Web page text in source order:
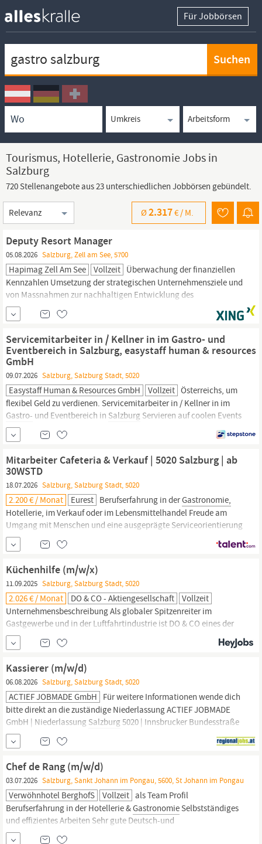
Für Jobbörsen
Ortssuche
Umkreissuche
Arbeitsform
Tourismus, Hotellerie, Gastronomie Jobs in
Salzburg
720 Stellenangebote aus 23 unterschiedlichen Jobbörsen gebündelt.
Sortierung
Ø2.317€ / M.
Deputy Resort Manager
05.08.2026 Salzburg, Zell am See, 5700
Hapimag Zell Am See Vollzeit Überwachung der finanziellen
Kennzahlen Umsetzung der strategischen Unternehmensziele und
von Massnahmen zur nachhaltigen Entwicklung des
Resortangebotes (u.a. durch Auswertung von Gästeumfragen)
Profil Abgeschlossene Ausbildung in der Hotellerie oder
idealerweise mit Zusatzqualifikation in der
Hospitality- oder Reisebranche
Servicemitarbeiter in / Kellner in im Gastro- und
Eventbereich in Salzburg, easystaff human & resources
GmbH
09.07.2026 Salzburg, Salzburg Stadt, 5020
Easystaff Human & Resources GmbH Vollzeit Österreichs, um
flexibel Geld zu verdienen. Servicemitarbeiter in / Kellner in im
Gastro- und Eventbereich in Salzburg Servieren auf coolen Events
und in den nobelsten Hotels der Stadt VIP-Service im Stadion
Jobs als Barista, Barkeeper in oder Schanker in Firmenfeste,
Spaß
Mitarbeiter Cafeteria & Verkauf | 5020 Salzburg | ab
30WSTD
18.07.2026 Salzburg, Salzburg Stadt, 5020
2.200 € / Monat Eurest Berufserfahrung in derGastronomie,
Hotellerie, im Verkauf oder im Lebensmittelhandel Freude am
Umgang mit Menschen und eine ausgeprägte Serviceorientierung
Freundliches, gepflegtes und souveränes Auftreten
Selbstständige, zuverlässige und strukturierte Arbeitsweise
Teamfähigkeit sowie Flexibilität im Arbeitsalltag Gute
Deutschkenntnisse zur...
Küchenhilfe (m/w/x)
11.09.2025 Salzburg, Salzburg Stadt, 5020
2.026 € / Monat DO & CO - Aktiengesellschaft
Vollzeit
Unternehmensbeschreibung Als globaler Spitzenreiter im
Gastgewerbe und in der Luftfahrtindustrie ist DO & CO eines der
aufregendsten und angesehensten Unternehmen der Welt. Unsere
Mitarbeiterrestaurants überzeugen mit ihrem innovativen
Konzept an 5 Standorten in Wien und
Restaurants bieten Mitarbeitern von unterschiedlichen Firmen...
Kassierer (m/w/d)
06.08.2026 Salzburg, Salzburg Stadt, 5020
ACTIEF JOBMADE GmbH Für weitere Informationen wende dich
bitte direkt an die zuständige Niederlassung ACTIEF JOBMADE
GmbH | Niederlassung Salzburg5020 | Innsbrucker Bundesstraße
67 oder besuche uns auf meinneuerjob.at ! Einsatzort
Salzburg
Anforderungsprofil Erfahrung in der
von Vorteil
Freude an der Arbeit mit Kunden Gutes
Chef de Rang (m/w/d)
03.07.2026 Salzburg, Sankt Johann im Pongau, 5600, St Johann im Pongau
Verwöhnhotel BerghofS Vollzeit als Team Profil
Berufserfahrung in der Hotellerie &Gastronomie Selbstständiges
und effizientes Arbeiten Sehr gute Deutsch-und
Englischkenntnisse ein sicheres und herzliches Auftreten mit